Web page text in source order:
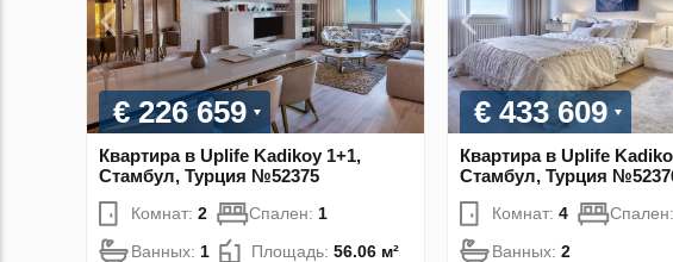
€ 226 659
Квартира в Uplife Kadikoy 1+1,
Стамбул, Турция №52375
Комнат: 2 Спален: 1
Ванных: 1 Площадь: 56.06 м²
€ 433 609
Квартира в Uplife
Стамбул, Турция
Комнат: 4 Спален:
Ванных: 2